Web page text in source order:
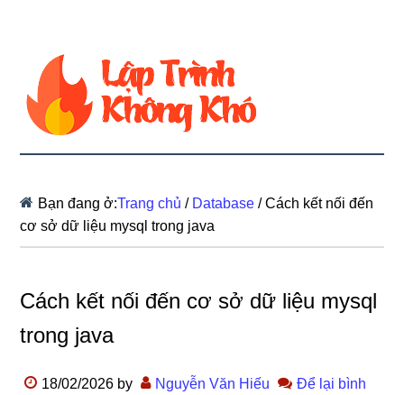
Bạn đang ở:Trang chủ / Database /Cách kết nối đến
cơ sở dữ liệu mysql trong java
Cách kết nối đến cơ sở dữ liệu mysql
trong java
18/02/2026 by Nguyễn Văn Hiếu
Để lại bình